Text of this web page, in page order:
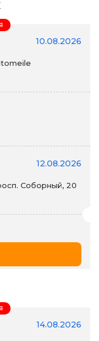
10.08.2026
12.08.2026
Соборный, 20
14.08.2026